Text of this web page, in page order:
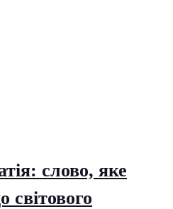
слово, яке
світового